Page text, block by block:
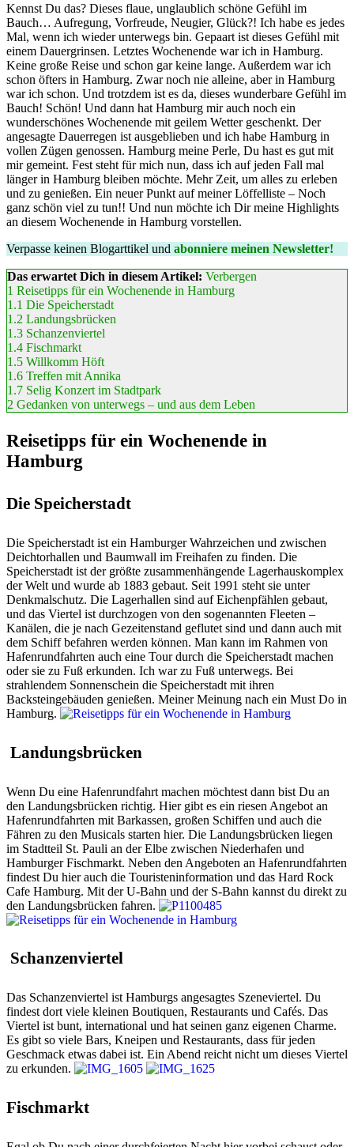
Kennst Du das? Dieses flaue, unglaublich schöne Gefühl im
Bauch… Aufregung, Vorfreude, Neugier, Glück?! Ich habe es jedes
Mal, wenn ich wieder unterwegs bin. Gepaart ist dieses Gefühl mit
einem Dauergrinsen. Letztes Wochenende war ich in Hamburg.
Keine große Reise und schon gar keine lange. Außerdem war ich
schon öfters in Hamburg. Zwar noch nie alleine, aber in Hamburg
war ich schon. Und trotzdem ist es da, dieses wunderbare Gefühl im
Bauch! Schön! Und dann hat Hamburg mir auch noch ein
wunderschönes Wochenende mit geilem Wetter geschenkt. Der
angesagte Dauerregen ist ausgeblieben und ich habe Hamburg in
vollen Zügen genossen. Hamburg meine Perle, Du hast es gut mit
mir gemeint. Fest steht für mich nun, dass ich auf jeden Fall mal
länger in Hamburg bleiben möchte. Mehr Zeit, um alles zu erleben
und zu genießen. Ein neuer Punkt auf meiner Löffelliste – Noch
ganz schön viel zu tun!! Und nun möchte ich Dir meine Highlights
an diesem Wochenende in Hamburg vorstellen.
Verpasse keinen Blogarttikel und abonniere meinen Newsletter!
Das erwartet Dich in diesem Artikel: Verbergen
1 Reisetipps für ein Wochenende in Hamburg
1.1 Die Speicherstadt
1.2 Landungsbrücken
1.3 Schanzenviertel
1.4 Fischmarkt
1.5 Willkomm Höft
1.6 Treffen mit Annika
1.7 Selig Konzert im Stadtpark
2 Gedanken von unterwegs – und aus dem Leben
Reisetipps für ein Wochenende in
Hamburg
Die Speicherstadt
Die Speicherstadt ist ein Hamburger Wahrzeichen und zwischen
Deichtorhallen und Baumwall im Freihafen zu finden. Die
Speicherstadt ist der größte zusammenhängende Lagerhauskomplex
der Welt und wurde ab 1883 gebaut. Seit 1991 steht sie unter
Denkmalschutz. Die Lagerhallen sind auf Eichenpfählen gebaut,
und das Viertel ist durchzogen von den sogenannten Fleeten –
Kanälen, die je nach Gezeitenstand geflutet sind und dann auch mit
dem Schiff befahren werden können. Man kann im Rahmen von
Hafenrundfahrten auch eine Tour durch die Speicherstadt machen
oder sie zu Fuß erkunden. Ich war zu Fuß unterwegs. Bei
strahlendem Sonnenschein die Speicherstadt mit ihren
Backsteingebäuden genießen. Meiner Meinung nach ein Must Do in
Hamburg.
Landungsbrücken
Wenn Du eine Hafenrundfahrt machen möchtest dann bist Du an
den Landungsbrücken richtig. Hier gibt es ein riesen Angebot an
Hafenrundfahrten mit Barkassen, großen Schiffen und auch die
Fähren zu den Musicals starten hier. Die Landungsbrücken liegen
im Stadtteil St. Pauli an der Elbe zwischen Niederhafen und
Hamburger Fischmarkt. Neben den Angeboten an Hafenrundfahrten
findest Du hier auch die Touristeninformation und das Hard Rock
Cafe Hamburg. Mit der U-Bahn und der S-Bahn kannst du direkt zu
den Landungsbrücken fahren.
Schanzenviertel
Das Schanzenviertel ist Hamburgs angesagtes Szeneviertel. Du
findest dort viele kleinen Boutiquen, Restaurants und Cafés. Das
Viertel ist bunt, international und hat seinen ganz eigenen Charme.
Es gibt so viele Bars, Kneipen und Restaurants, dass für jeden
Geschmack etwas dabei ist. Ein Abend reicht nicht um dieses Viertel
zu erkunden.
Fischmarkt